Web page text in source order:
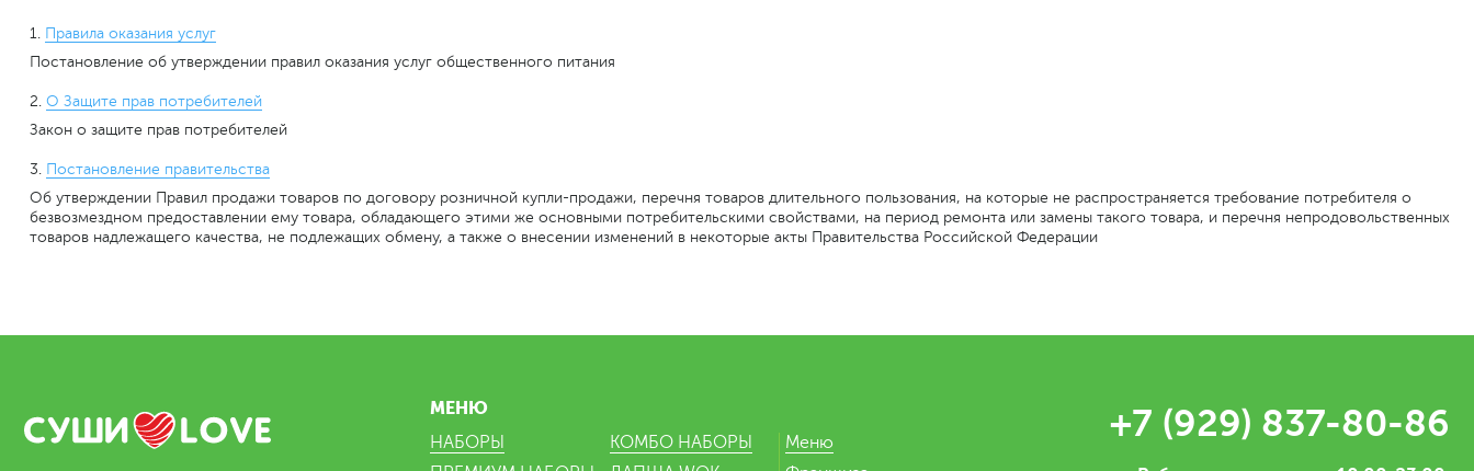
1. Правила оказания услуг
Постановление об утверждении правил оказания услуг общественного питания
2. О Защите прав потребителей
Закон о защите прав потребителей
3. Постановление правительства
Об утверждении Правил продажи товаров по договору розничной купли-продажи, перечня товаров длительного пользования, на которые не распространяется требование потребителя о
безвозмездном предоставлении ему товара, обладающего этими же основными потребительскими свойствами, на период ремонта или замены такого товара, и перечня непродовольственных
товаров надлежащего качества, не подлежащих обмену, а также о внесении изменений в некоторые акты Правительства Российской Федерации
МЕНЮ
НАБОРЫ
КОМБО НАБОРЫ
Меню
+7 (929) 837-80-86